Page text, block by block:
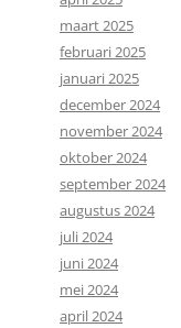
maart 2025
februari 2025
januari 2025
december 2024
november 2024
oktober 2024
september 2024
augustus 2024
juli 2024
juni 2024
mei 2024
april 2024